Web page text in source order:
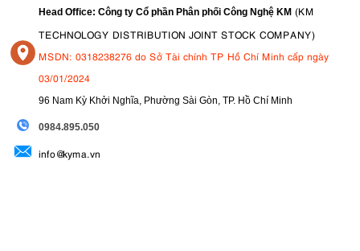
Head Office: Công ty Cổ phần Phân phối Công Nghệ KM (KM
TECHNOLOGY DISTRIBUTION JOINT STOCK COMPANY)
MSDN: 0318238276 do Sở Tài chính TP Hồ Chí Minh cấp ngày
03/01/2024
96 Nam Kỳ Khởi Nghĩa, Phường Sài Gòn, TP. Hồ Chí Minh
0984.895.050
info@kyma.vn